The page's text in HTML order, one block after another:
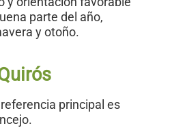
parte del año,
y otoño.
principal es